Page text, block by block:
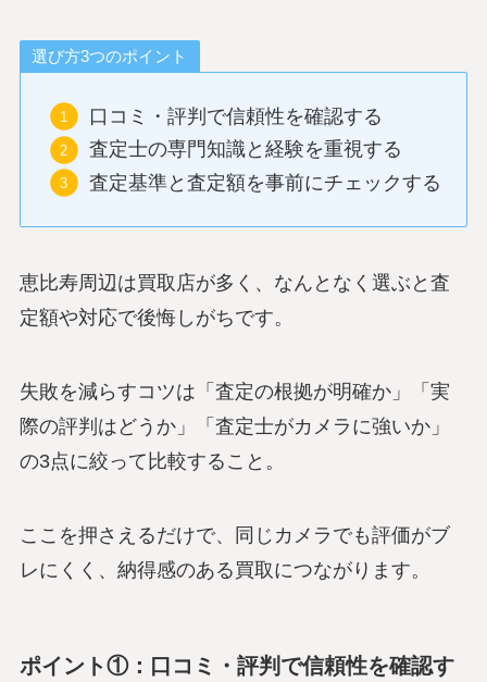
選び方3つのポイント
口コミ・評判で信頼性を確認する
査定士の専門知識と経験を重視する
査定基準と査定額を事前にチェックする
恵比寿周辺は買取店が多く、なんとなく選ぶと査
定額や対応で後悔しがちです。
失敗を減らすコツは「査定の根拠が明確か」「実
際の評判はどうか」「査定士がカメラに強いか」
の3点に絞って比較すること。
ここを押さえるだけで、同じカメラでも評価がブ
レにくく、納得感のある買取につながります。
ポイント①：口コミ・評判で信頼性を確認す